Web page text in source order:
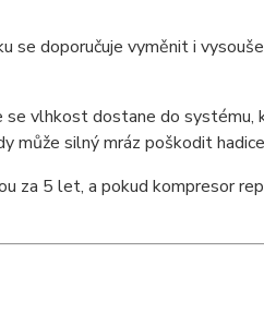
se doporučuje vyměnit i
se vlhkost dostane do
může silný mráz poškodit
za 5 let, a pokud kompresor